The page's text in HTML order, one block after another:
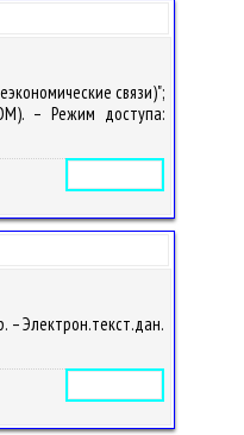
связи)";
– Режим доступа:
– Электрон.текст.дан.